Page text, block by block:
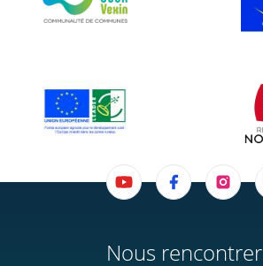
Nous rencontrer